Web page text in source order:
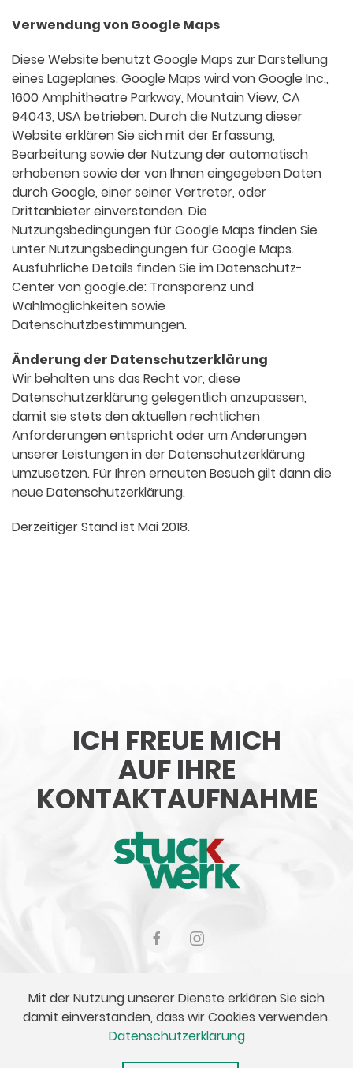
Mit der Nutzung unserer Dienste erklären Sie sich
damit einverstanden, dass wir Cookies verwenden.
Datenschutzerklärung
Verwendung von Google Maps
Diese Website benutzt Google Maps zur Darstellung
eines Lageplanes. Google Maps wird von Google Inc.,
1600 Amphitheatre Parkway, Mountain View, CA
94043, USA betrieben. Durch die Nutzung dieser
Website erklären Sie sich mit der Erfassung,
Bearbeitung sowie der Nutzung der automatisch
erhobenen sowie der von Ihnen eingegeben Daten
durch Google, einer seiner Vertreter, oder
Drittanbieter einverstanden. Die
Nutzungsbedingungen für Google Maps finden Sie
unter Nutzungsbedingungen für Google Maps.
Ausführliche Details finden Sie im Datenschutz-
Center von google.de: Transparenz und
Wahlmöglichkeiten sowie
Datenschutzbestimmungen.
Änderung der Datenschutzerklärung
Wir behalten uns das Recht vor, diese
Datenschutzerklärung gelegentlich anzupassen,
damit sie stets den aktuellen rechtlichen
Anforderungen entspricht oder um Änderungen
unserer Leistungen in der Datenschutzerklärung
umzusetzen. Für Ihren erneuten Besuch gilt dann die
neue Datenschutzerklärung.
Derzeitiger Stand ist Mai 2018.
ICH FREUE MICH
AUF IHRE
KONTAKTAUFNAHME
Impressum Datenschutz Login